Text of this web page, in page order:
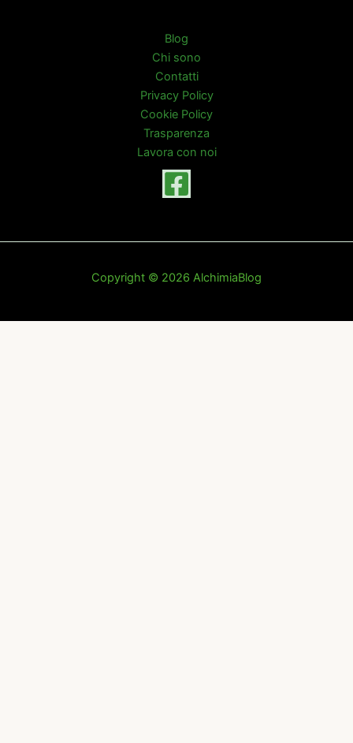
Blog
Chi sono
Contatti
Privacy Policy
Cookie Policy
Trasparenza
Lavora con noi
Copyright © 2026 AlchimiaBlog